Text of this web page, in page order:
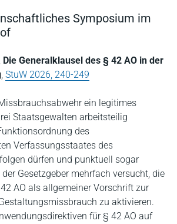
Symposium im
Die Generalklausel des § 42 AO in der
, StuW 2026, 240-249
ein legitimes
Staatsgewalten arbeitsteilig
des
Verfassungsstaates des
dürfen und punktuell sogar
Gesetzgeber mehrfach versucht, die
AO als allgemeiner Vorschrift zur
zu aktivieren.
für § 42 AO auf